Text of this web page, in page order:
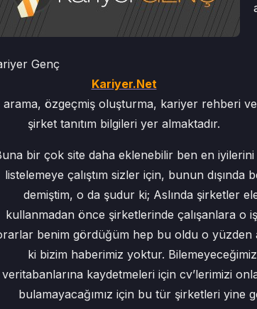
Genç
Kariyer.Net
arama, özgeçmiş oluşturma, kariyer rehberi ve
şirket tanıtım bilgileri yer almaktadır.
bir çok site daha eklenebilir ben en iyilerini
listelemeye çalıştım sizler için, bunun
demiştim, o da şudur ki; Aslında şirketler
kullanmadan önce şirketlerinde çalışanlara o
benim gördüğüm hep bu oldu o yüzden
ki bizim haberimiz yoktur.
veritabanlarına kaydetmeleri için cv’lerimizi
bulamayacağımız için bu tür şirketleri yine